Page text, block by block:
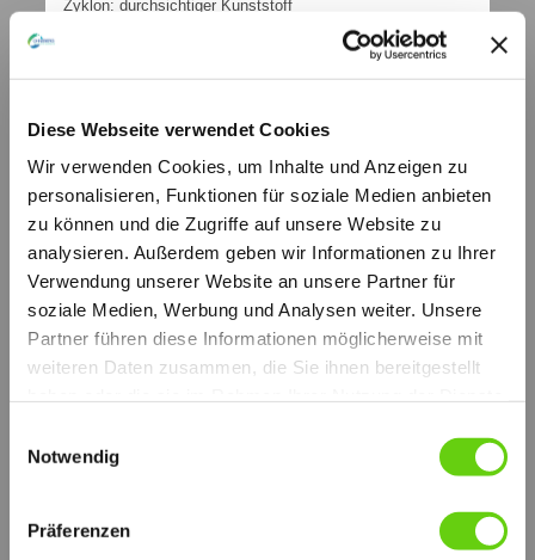
Diese Webseite verwendet Cookies
Wir verwenden Cookies, um Inhalte und Anzeigen zu
personalisieren, Funktionen für soziale Medien anbieten
zu können und die Zugriffe auf unsere Website zu
analysieren. Außerdem geben wir Informationen zu Ihrer
Verwendung unserer Website an unsere Partner für
soziale Medien, Werbung und Analysen weiter. Unsere
Partner führen diese Informationen möglicherweise mit
weiteren Daten zusammen, die Sie ihnen bereitgestellt
Notwendig
Präferenzen
Zyklon: durchsichtiger Kunststoff
Für weitere Informationen wenden Sie sich bitte an unsere
weitere technische Informationen (PDF)
FAB
© by hydraulik4u - ÄNDERUNGEN
VORBEHALTEN. MODIFICATIONS
Ufi-Sofima_HYD_Catalogo_2018_FAB_Web.pdf
PDF-Dokument [686.7 KB]
weitere technische Informationen (PDF)
FAB_E
© by hydraulik4u - ÄNDERUNGEN
werden durch ständige Untersuchungen in unseren Laboren